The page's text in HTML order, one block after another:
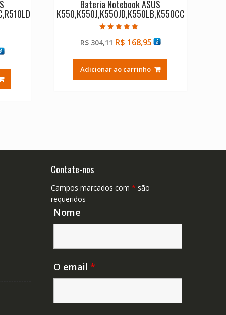
Bateria Notebook ASUS
K550,K550J,K550JD,K550LB,K550CC
5.00
de 5
R$304,11 O
original
era:
R$ 168,95O
atual
é:
Adicionar ao carrinho
Contate-nos
Campos marcados com * são
requeridos
Nome
O email *